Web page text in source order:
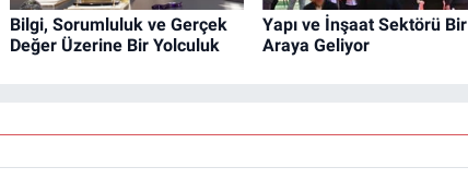
Bilgi, Sorumluluk ve Gerçek
Değer Üzerine Bir Yolculuk
Yapı ve İnşaat Sektörü Bir
Araya Geliyor